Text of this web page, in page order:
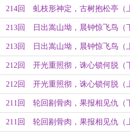
214回 虬枝形神定，古树抱松亭（
213回 日出嵩山坳，晨钟惊飞鸟（
213回 日出嵩山坳，晨钟惊飞鸟（
212回 开光重照彻，诛心锁何脱（
212回 开光重照彻，诛心锁何脱（
211回 轮回剔骨肉，果报相见仇（
211回 轮回剔骨肉，果报相见仇（